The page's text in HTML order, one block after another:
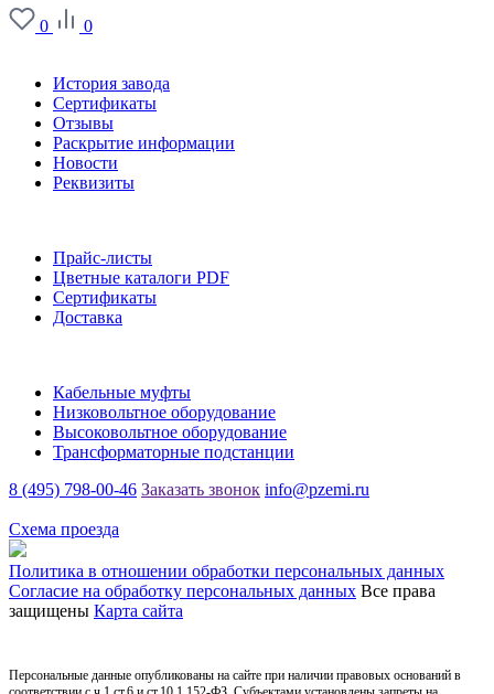
0
0
История завода
Сертификаты
Отзывы
Раскрытие информации
Новости
Реквизиты
Прайс-листы
Цветные каталоги PDF
Сертификаты
Доставка
Кабельные муфты
Низковольтное оборудование
Высоковольтное оборудование
Трансформаторные подстанции
8 (495) 798-00-46 Заказать звонок info@pzemi.ru
Схема проезда
Политика в отношении обработки персональных данных
Согласие на обработку персональных данных Все права
защищены Карта сайта
Персональные данные опубликованы на сайте при наличии правовых оснований в